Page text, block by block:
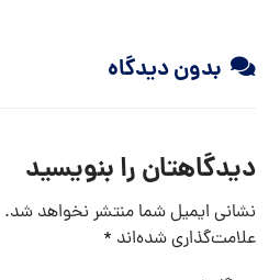
بدون دیدگاه
دیدگاهتان را بنویسید
نشانی ایمیل شما منتشر نخواهد شد.
علامت‌گذاری شده‌اند *